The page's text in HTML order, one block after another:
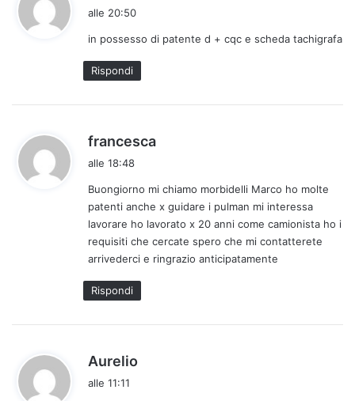
e
alle 20:50
in possesso di patente d + cqc e scheda tachigrafa
Rispondi
francesca
e
t
t
o
:
alle 18:48
Buongiorno mi chiamo morbidelli Marco ho molte
patenti anche x guidare i pulman mi interessa
lavorare ho lavorato x 20 anni come camionista ho i
requisiti che cercate spero che mi contatterete
arrivederci e ringrazio anticipatamente
Rispondi
Aurelio
alle 11:11